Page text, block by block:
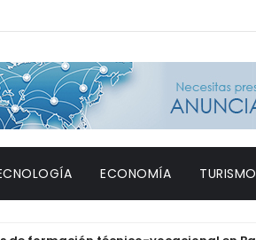
ECONOMÍA TURISMO